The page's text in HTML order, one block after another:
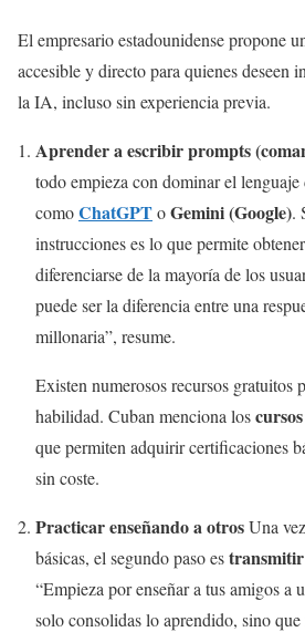
El empresario estadounidense propone
accesible y directo para quienes deseen
la IA, incluso sin experiencia previa.
Aprender a escribir prompts
todo empieza con dominar el
comoChatGPToGemini (Google).
instrucciones es lo que permite
diferenciarse de la mayoría de los
puede ser la diferencia entre una
millonaria”, resume.
Existen numerosos recursos gratuitos
habilidad. Cuban menciona los
que permiten adquirir certificaciones
sin coste.
Practicar enseñando a otrosUna
básicas, el segundo paso estransmitir
“Empieza por enseñar a tus amigos a
solo consolidas lo aprendido, sino